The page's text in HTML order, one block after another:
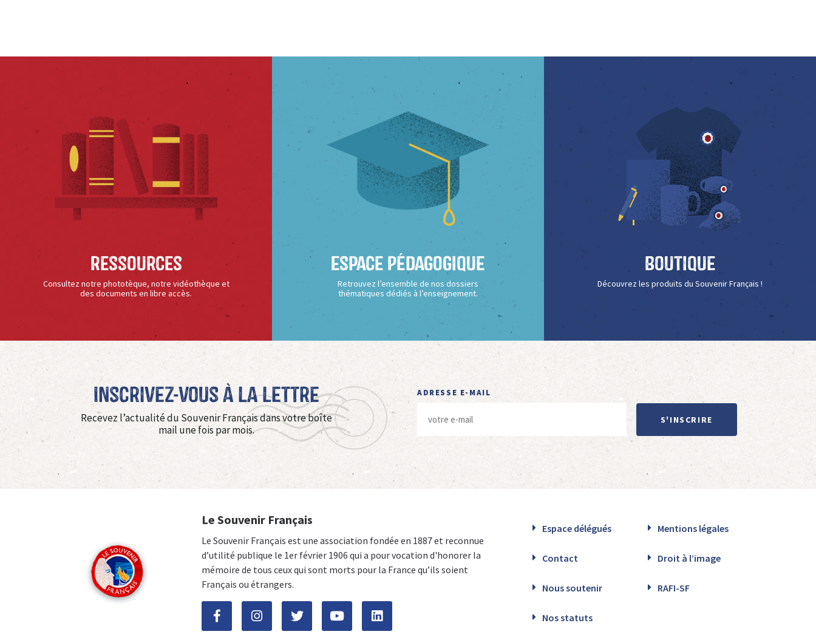
Ressources
Consultez notre phototèque, notre vidéothèque et
des documents en libre accès.
Espace Pédagogique
Retrouvez l’ensemble de nos dossiers
thématiques dédiés à l’enseignement.
Boutique
Découvrez les produits du Souvenir Français !
Inscrivez-vous à La Lettre
Recevez l’actualité du Souvenir Français dans votre boîte
mail une fois par mois.
ADRESSE E-MAIL
S'INSCRIRE
Le Souvenir Français
Le Souvenir Français est une association fondée en 1887 et reconnue
d’utilité publique le 1er février 1906 qui a pour vocation d'honorer la
mémoire de tous ceux qui sont morts pour la France qu’ils soient
Français ou étrangers.
Espace délégués Mentions légales
Contact Droit à l’image
Nous soutenir RAFI-SF
Nos statuts